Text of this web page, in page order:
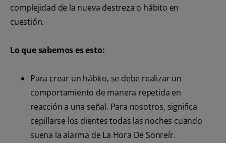
complejidad de la nueva destreza o hábito en
cuestión.
Lo que sabemos es esto:
Para crear un hábito, se debe realizar un
comportamiento de manera repetida en
reacción a una señal. Para nosotros, significa
cepillarse los dientes todas las noches cuando
suena la alarma de La Hora De Sonreír.